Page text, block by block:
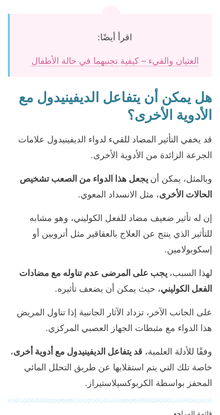
اقرأ أيضًا:
الغثيان والقيء – كيفية تجنبهما في حالة الأطفال
هل يمكن أن يتفاعل الديفينيدول مع
الأدوية الأخرى؟
قد يخفي التأثير المضاد للقيء لدواء الديفينيدول علامات
الجرعة الزائدة من الأدوية الأخرى.
وبالمثل، يمكن أن يجعل هذا الدواء من الصعب تشخيص
الحالات الأخرى، مثل الانسداد المعوي.
إن له تأثير ضعيف مضاد للفعل الكوليني، وهو مشابه
للتأثير الذي ينتج عن العلاج بالعقاقير مثل أتروبين أو
إسكوبولامين.
لهذا السبب، يجب على المرضى عدم تناوله مع مضادات
الفعل الكوليني، حيث يمكن أن يضعف تأثيره.
على الجانب الآخر، تزداد الآثار الجانبية إذا تناول المريض
هذا الدواء مع مثبطات الجهاز العصبي المركزي.
وفقًا للأدلة العلمية، قد يتفاعل الديفينيدول مع أدوية أخرى،
خاصة تلك التي يتم استقلابها عن طريق التحلل المائي
المحفز بواسطة الكربوكسيلاستيراز.
قائمة المراجع